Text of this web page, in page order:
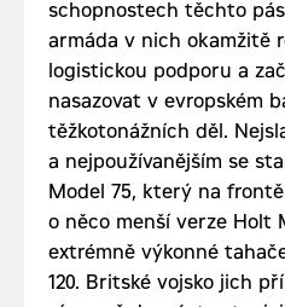
schopnostech těchto
armáda v nich okamžitě
logistickou podporu a
nasazovat v evropském
těžkotonážních děl.
a nejpoužívanějším se
Model 75, který na
o něco menší verze Holt
extrémně výkonné
120. Britské vojsko jich